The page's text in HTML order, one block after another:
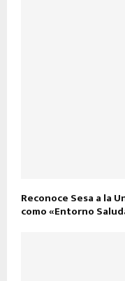
Reconoce Sesa a la
como «Entorno